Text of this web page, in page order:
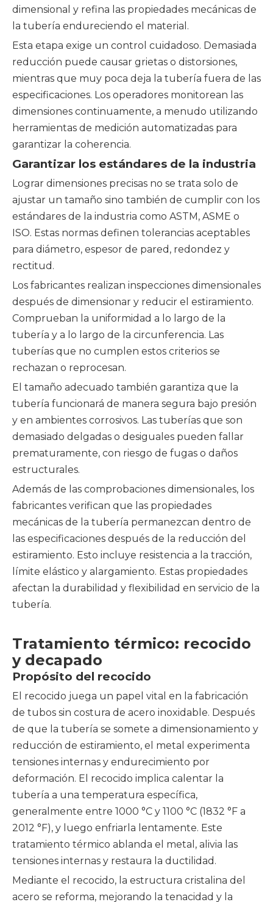
dimensional y refina las propiedades mecánicas de
la tubería endureciendo el material.
Esta etapa exige un control cuidadoso. Demasiada
reducción puede causar grietas o distorsiones,
mientras que muy poca deja la tubería fuera de las
especificaciones. Los operadores monitorean las
dimensiones continuamente, a menudo utilizando
herramientas de medición automatizadas para
garantizar la coherencia.
Garantizar los estándares de la industria
Lograr dimensiones precisas no se trata solo de
ajustar un tamaño sino también de cumplir con los
estándares de la industria como ASTM, ASME o
ISO. Estas normas definen tolerancias aceptables
para diámetro, espesor de pared, redondez y
rectitud.
Los fabricantes realizan inspecciones dimensionales
después de dimensionar y reducir el estiramiento.
Comprueban la uniformidad a lo largo de la
tubería y a lo largo de la circunferencia. Las
tuberías que no cumplen estos criterios se
rechazan o reprocesan.
El tamaño adecuado también garantiza que la
tubería funcionará de manera segura bajo presión
y en ambientes corrosivos. Las tuberías que son
demasiado delgadas o desiguales pueden fallar
prematuramente, con riesgo de fugas o daños
estructurales.
Además de las comprobaciones dimensionales, los
fabricantes verifican que las propiedades
mecánicas de la tubería permanezcan dentro de
las especificaciones después de la reducción del
estiramiento. Esto incluye resistencia a la tracción,
límite elástico y alargamiento. Estas propiedades
afectan la durabilidad y flexibilidad en servicio de la
tubería.
Tratamiento térmico: recocido
y decapado
Propósito del recocido
El recocido juega un papel vital en la fabricación
de tubos sin costura de acero inoxidable. Después
de que la tubería se somete a dimensionamiento y
reducción de estiramiento, el metal experimenta
tensiones internas y endurecimiento por
deformación. El recocido implica calentar la
tubería a una temperatura específica,
generalmente entre 1000 °C y 1100 °C (1832 °F a
2012 °F), y luego enfriarla lentamente. Este
tratamiento térmico ablanda el metal, alivia las
tensiones internas y restaura la ductilidad.
Mediante el recocido, la estructura cristalina del
acero se reforma, mejorando la tenacidad y la